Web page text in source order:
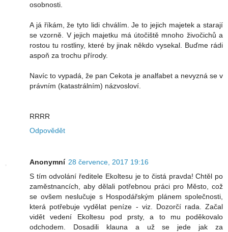
osobnosti.
A já říkám, že tyto lidi chválím. Je to jejich majetek a starají
se vzorně. V jejich majetku má útočiště mnoho živočichů a
rostou tu rostliny, které by jinak někdo vysekal. Buďme rádi
aspoň za trochu přírody.
Navíc to vypadá, že pan Cekota je analfabet a nevyzná se v
právním (katastrálním) názvosloví.
RRRR
Odpovědět
Anonymní 28 července, 2017 19:16
S tím odvolání ředitele Ekoltesu je to čistá pravda! Chtěl po
zaměstnancích, aby dělali potřebnou práci pro Město, což
se ovšem neslučuje s Hospodářským plánem společnosti,
která potřebuje vydělat peníze - viz. Dozorčí rada. Začal
vidět vedení Ekoltesu pod prsty, a to mu poděkovalo
odchodem. Dosadili klauna a už se jede jak za